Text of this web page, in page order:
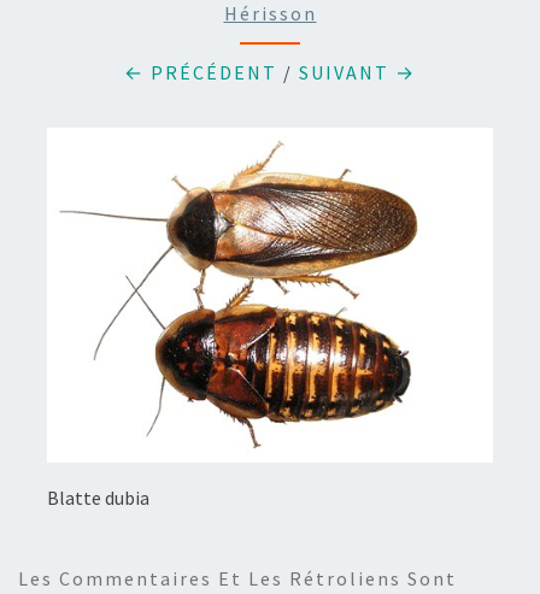
Hérisson
← PRÉCÉDENT / SUIVANT →
Blatte dubia
Les Commentaires Et Les Rétroliens Sont